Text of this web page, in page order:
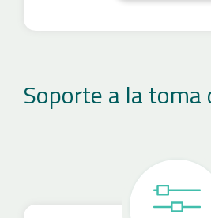
Soporte a la toma